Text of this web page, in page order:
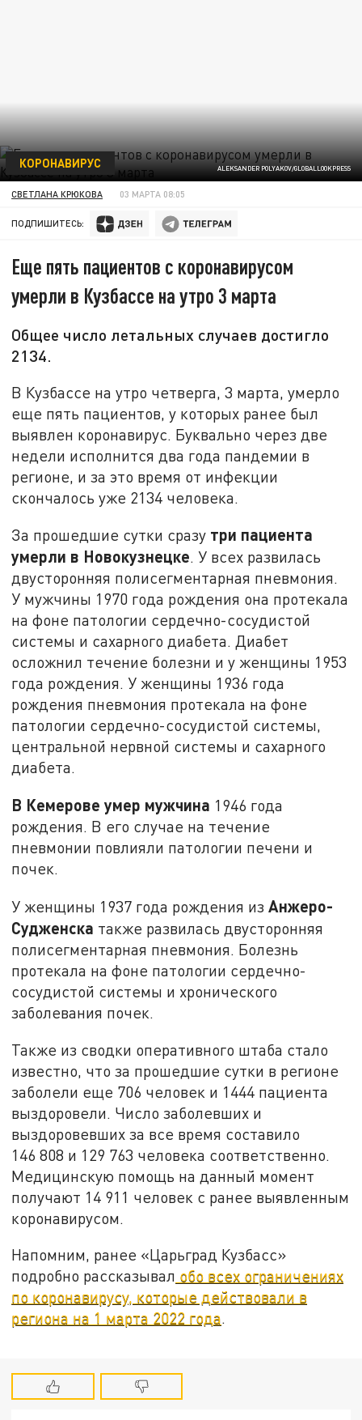
ALEKSANDER POLYAKOV/GLOBALLOOKPRESS
КОРОНАВИРУС
СВЕТЛАНА КРЮКОВА 03 МАРТА 08:05
ПОДПИШИТЕСЬ:
Еще пять пациентов с коронавирусом
умерли в Кузбассе на утро 3 марта
Общее число летальных случаев достигло
2134.
В Кузбассе на утро четверга, 3 марта, умерло
еще пять пациентов, у которых ранее был
выявлен коронавирус. Буквально через две
недели исполнится два года пандемии в
регионе, и за это время от инфекции
скончалось уже 2134 человека.
За прошедшие сутки сразу три пациента
умерли в Новокузнецке. У всех развилась
двусторонняя полисегментарная пневмония.
У мужчины 1970 года рождения она протекала
на фоне патологии сердечно-сосудистой
системы и сахарного диабета. Диабет
осложнил течение болезни и у женщины 1953
года рождения. У женщины 1936 года
рождения пневмония протекала на фоне
патологии сердечно-сосудистой системы,
центральной нервной системы и сахарного
диабета.
В Кемерове умер мужчина 1946 года
рождения. В его случае на течение
пневмонии повлияли патологии печени и
почек.
У женщины 1937 года рождения изАнжеро-
Судженска также развилась двусторонняя
полисегментарная пневмония. Болезнь
протекала на фоне патологии сердечно-
сосудистой системы и хронического
заболевания почек.
Также из сводки оперативного штаба стало
известно, что за прошедшие сутки в регионе
заболели еще 706 человек и 1444 пациента
выздоровели. Число заболевших и
выздоровевших за все время составило
146 808 и 129 763 человека соответственно.
Медицинскую помощь на данный момент
получают 14 911 человек с ранее выявленным
коронавирусом.
Напомним, ранее «Царьград Кузбасс»
подробно рассказывал обо всех ограничениях
по коронавирусу, которые действовали в
региона на 1 марта 2022 года.